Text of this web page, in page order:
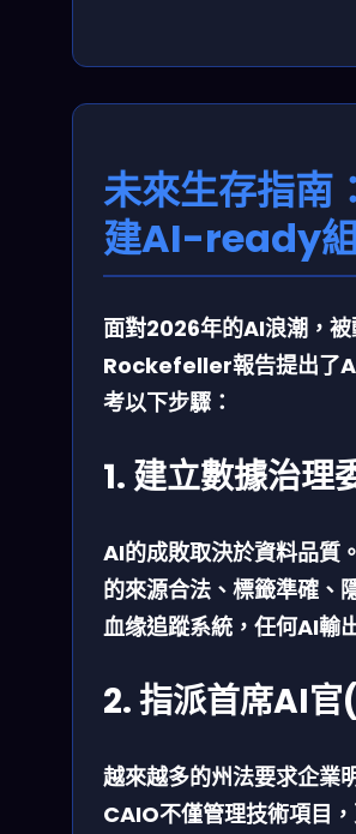
未來生存指南
建AI-ready
面對2026年的AI浪潮，
Rockefeller報告提出了
考以下步驟：
1. 建立數據治理
AI的成敗取決於資料品質
的來源合法、標籤準確、
血缘追蹤系統，任何AI輸
2. 指派首席AI
越來越多的州法要求企業
CAIO不僅管理技術項目